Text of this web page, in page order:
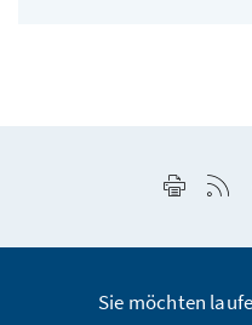
Seite
Sie möchten